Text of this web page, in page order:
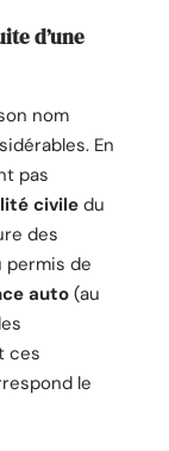
d’une
nom
En
pas
civile du
des
permis de
auto (au
ces
le